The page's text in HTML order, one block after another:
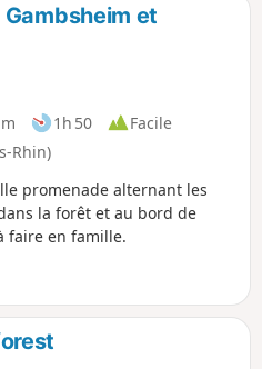
et
1h 50
Facile
Rhin)
promenade alternant les
la forêt et au bord de
faire en famille.